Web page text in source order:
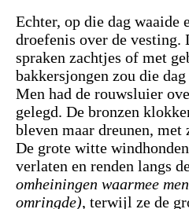
Echter, op die dag waaide
droefenis over de vesting.
spraken zachtjes of met
bakkersjongen zou die
Men had de rouwsluier
gelegd. De bronzen
bleven maar dreunen, met
De grote witte
verlaten en renden langs
omheiningen waarmee
omringde), terwijl ze de